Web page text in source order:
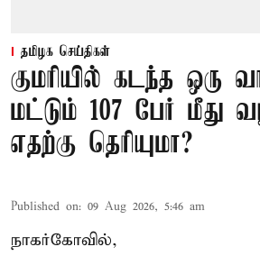
தமிழக செய்திகள்
குமரியில் கடந்த ஒரு
மட்டும் 107 பேர் மீது
எதற்கு தெரியுமா?
Published on: 09 Aug 2026, 5:46 am
நாகர்கோவில்,